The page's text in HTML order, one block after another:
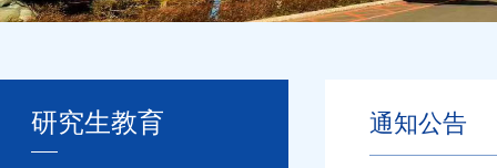
研究生教育 通知公告